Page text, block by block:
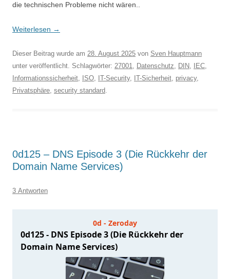
die technischen Probleme nicht wären..
Weiterlesen →
Dieser Beitrag wurde am 28. August 2025 von Sven Hauptmann
unter veröffentlicht. Schlagwörter: 27001, Datenschutz, DIN, IEC,
Informationssicherheit, ISO, IT-Security, IT-Sicherheit, privacy,
Privatsphäre, security standard.
0d125 – DNS Episode 3 (Die Rückkehr der
Domain Name Services)
3 Antworten